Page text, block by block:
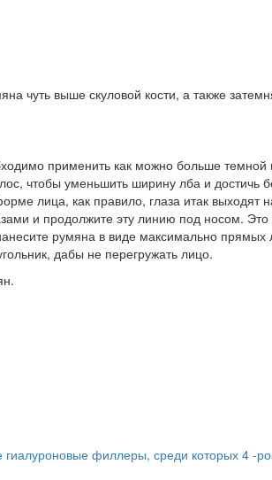
чуть выше скуловой кости, а также
применить как можно больше
чтобы уменьшить ширину лба и
лица, как правило, глаза итак
и продолжите эту линию под носом. Это
румяна в виде максимально
дабы не перегружать лицо.
филлеры, среди которых 4 -